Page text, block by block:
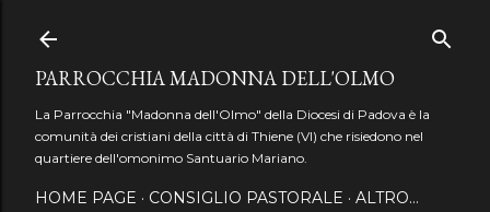
PARROCCHIA MADONNA DELL'OLMO
La Parrocchia "Madonna dell'Olmo" della Diocesi di Padova è la
comunità dei cristiani della città di Thiene (VI) che risiedono nel
quartiere dell'omonimo Santuario Mariano.
HOME PAGE CONSIGLIO PASTORALE ALTRO…